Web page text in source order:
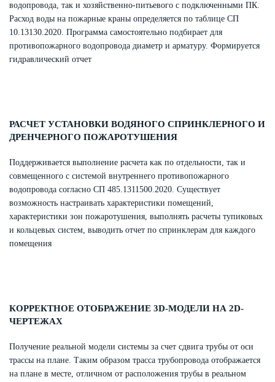
водопровода, так и хозяйственно-питьевого с подключенными ПК.
Расход воды на пожарные краны определяется по таблице СП
10.13130.2020. Программа самостоятельно подбирает для
противопожарного водопровода диаметр и арматуру. Формируется
гидравлический отчет
РАСЧЕТ УСТАНОВКИ ВОДЯНОГО СПРИНКЛЕРНОГО И
ДРЕНЧЕРНОГО ПОЖАРОТУШЕНИЯ
Поддерживается выполнение расчета как по отдельности, так и
совмещенного с системой внутреннего противопожарного
водопровода согласно СП 485.1311500.2020. Существует
возможность настраивать характеристики помещений,
характеристики зон пожаротушения, выполнять расчеты тупиковых
и кольцевых систем, выводить отчет по спринклерам для каждого
помещения
КОРРЕКТНОЕ ОТОБРАЖЕНИЕ 3D-МОДЕЛИ НА 2D-
ЧЕРТЕЖАХ
Получение реальной модели системы за счет сдвига трубы от оси
трассы на плане. Таким образом трасса трубопровода отображается
на плане в месте, отличном от расположения трубы в реальном